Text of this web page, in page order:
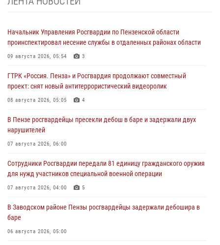
Начальник Управления Росгвардии по Пензенской области
проинспектировал несение службы в отдаленных районах области
09 августа 2026, 05:54 3
ГТРК «Россия. Пенза» и Росгвардия продолжают совместный
проект: снят новый антитеррористический видеоролик
08 августа 2026, 05:05 4
В Пензе росгвардейцы пресекли дебош в баре и задержали двух
нарушителей
07 августа 2026, 06:00
Сотрудники Росгвардии передали 81 единицу гражданского оружия
для нужд участников специальной военной операции
07 августа 2026, 04:00 5
В Заводском районе Пензы росгвардейцы задержали дебошира в
баре
06 августа 2026, 05:00